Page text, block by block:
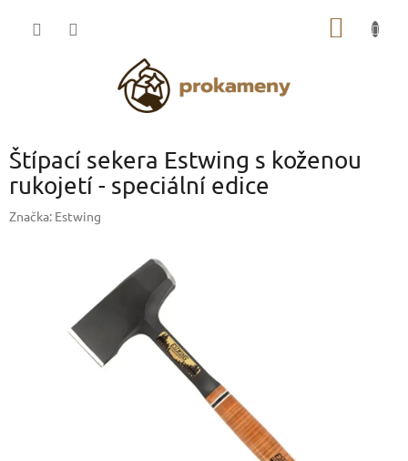
Štípací sekera Estwing s koženou
rukojetí - speciální edice
Značka: Estwing